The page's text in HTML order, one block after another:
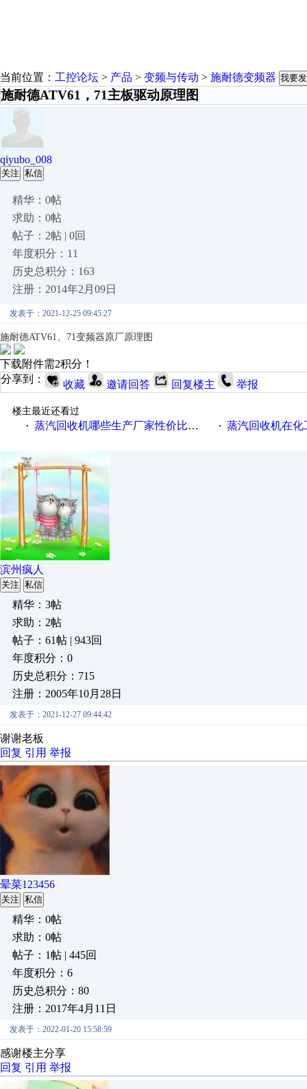
当前位置： 工控论坛 > 产品 > 变频与传动 > 施耐德变频器 我要
施耐德ATV61，71主板驱动原理图
qiyubo_008
关注 私信
精华：0帖
求助：0帖
帖子：2帖 | 0回
年度积分：11
历史总积分：163
注册：2014年2月09日
发表于：2021-12-25 09:45:27
施耐德ATV61、71变频器原厂原理图
下载附件需2积分！
分享到：
收藏 邀请回答 回复楼主 举报
楼主最近还看过
· 蒸汽回收机哪些生产厂家性价比高一些 · 蒸汽回收机在化
滨州疯人
关注 私信
精华：3帖
求助：2帖
帖子：61帖 | 943回
年度积分：0
历史总积分：715
注册：2005年10月28日
发表于：2021-12-27 09:44:42
谢谢老板
回复 引用 举报
晕菜123456
关注 私信
精华：0帖
求助：0帖
帖子：1帖 | 445回
年度积分：6
历史总积分：80
注册：2017年4月11日
发表于：2022-01-20 15:58:59
感谢楼主分享
回复 引用 举报